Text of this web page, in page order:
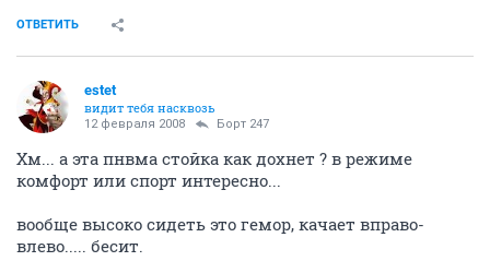
ОТВЕТИТЬ
estet
видит тебя насквозь
12 февраля 2008 Борт 247
Хм... а эта пнвма стойка как дохнет ? в режиме
комфорт или спорт интересно...
вообще высоко сидеть это гемор, качает вправо-
влево..... бесит.